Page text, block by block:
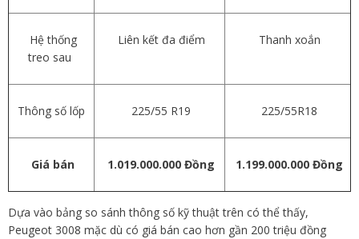
Hệ thống
treo sau
Liên kết đa điểm Thanh xoắn
Thông số lốp 225/55 R19 225/55R18
Giá bán 1.019.000.000 Đồng 1.199.000.000 Đồng
Dựa vào bảng so sánh thông số kỹ thuật trên có thể thấy,
Peugeot 3008 mặc dù có giá bán cao hơn gần 200 triệu đồng